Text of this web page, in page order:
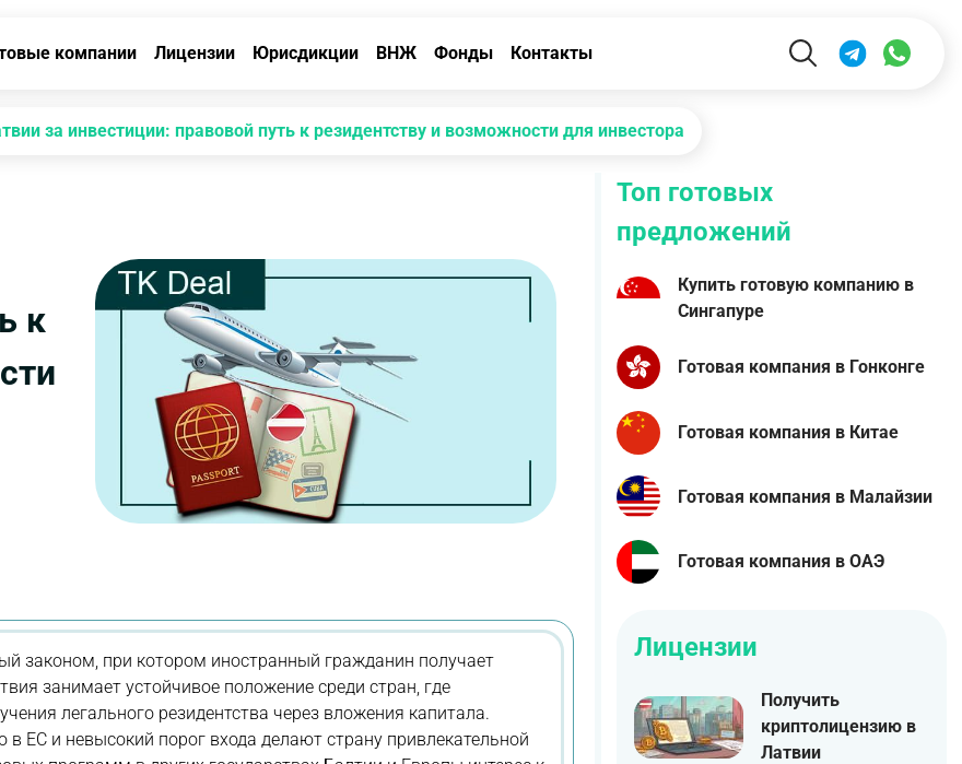
компании Лицензии Юрисдикции ВНЖ Фонды Контакты
за инвестиции: правовой путь к резидентству и возможности для инвестора
к
законом, при котором иностранный гражданин получает
занимает устойчивое положение среди стран, где
легального резидентства через вложения капитала.
ЕС и невысокий порог входа делают страну привлекательной
Топ готовых
предложений
Купить готовую компанию в
Сингапуре
Готовая компания в Гонконге
Готовая компания в Китае
Готовая компания в Малайзии
Готовая компания в ОАЭ
Лицензии
Получить
криптолицензию в
Латвии